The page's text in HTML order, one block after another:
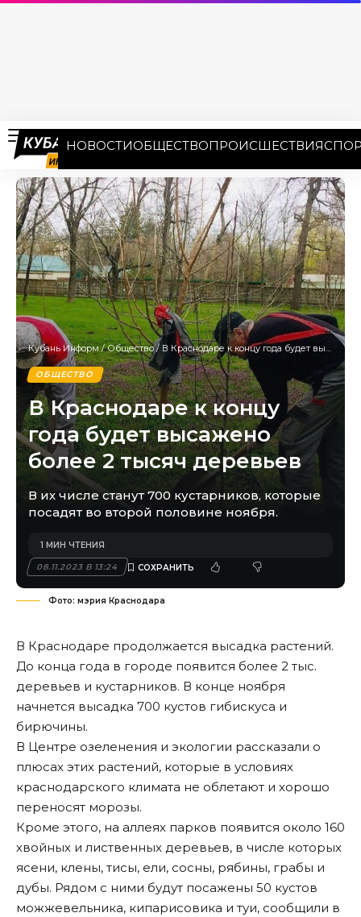
НОВОСТИОБЩЕСТВОПРОИСШЕСТВИЯ
Кубань Информ/Общество/ В Краснодаре к концу года будет высажено более 2 тысяч деревьев
ОБЩЕСТВО
В Краснодаре к концу
года будет высажено
более 2 тысяч деревьев
В их числе станут 700 кустарников, которые
посадят во второй половине ноября.
08.11.2023 В 13:24
1 МИН ЧТЕНИЯ
Фото: мэрия Краснодара
В Краснодаре продолжается высадка растений.
До конца года в городе появится более 2 тыс.
деревьев и кустарников. В конце ноября
начнется высадка 700 кустов гибискуса и
бирючины.
В Центре озеленения и экологии рассказали о
плюсах этих растений, которые в условиях
краснодарского климата не облетают и хорошо
переносят морозы.
Кроме этого, на аллеях парков появится около 160
хвойных и лиственных деревьев, в числе которых
ясени, клены, тисы, ели, сосны, рябины, грабы и
дубы. Рядом с ними будут посажены 50 кустов
можжевельника, кипарисовика и туи, сообщили в